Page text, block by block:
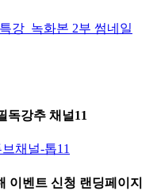
독강추 채널11
이벤트 신청 랜딩페이지